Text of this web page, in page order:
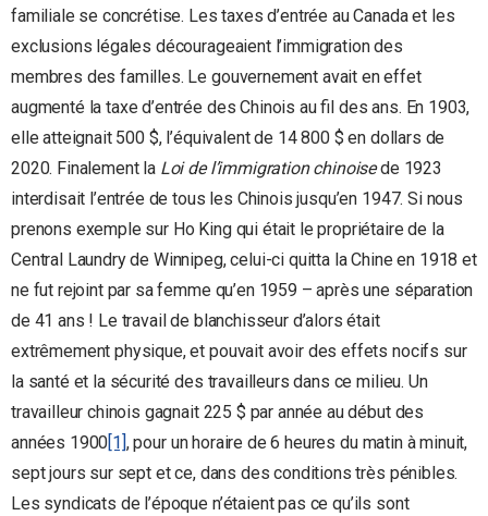
familiale se concrétise. Les taxes d’entrée au Canada et les
exclusions légales décourageaient l’immigration des
membres des familles. Le gouvernement avait en effet
augmenté la taxe d’entrée des Chinois au fil des ans. En 1903,
elle atteignait 500 $, l’équivalent de 14 800 $ en dollars de
2020. Finalement la Loi de l’immigration chinoisede 1923
interdisait l’entrée de tous les Chinois jusqu’en 1947. Si nous
prenons exemple sur Ho King qui était le propriétaire de la
Central Laundry de Winnipeg, celui-ci quitta la Chine en 1918 et
ne fut rejoint par sa femme qu’en 1959 – après une séparation
de 41 ans ! Le travail de blanchisseur d’alors était
extrêmement physique, et pouvait avoir des effets nocifs sur
la santé et la sécurité des travailleurs dans ce milieu. Un
travailleur chinois gagnait 225 $ par année au début des
années 1900[1], pour un horaire de 6 heures du matin à minuit,
sept jours sur sept et ce, dans des conditions très pénibles.
Les syndicats de l’époque n’étaient pas ce qu’ils sont